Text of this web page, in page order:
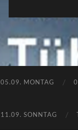
05.09. MONTAG
11.09. SONNTAG